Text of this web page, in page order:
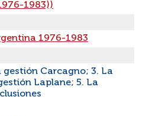
1983))
1976-1983
gestión Carcagno; 3. La
Laplane; 5. La